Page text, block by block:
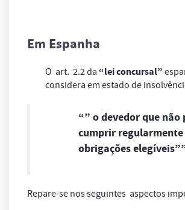
Em Espanha
O art. 2.2 da “lei concursal”
considera em estado de
“” o devedor que não
cumprir regularmente
obrigações
Repare-se nos seguintes aspectos